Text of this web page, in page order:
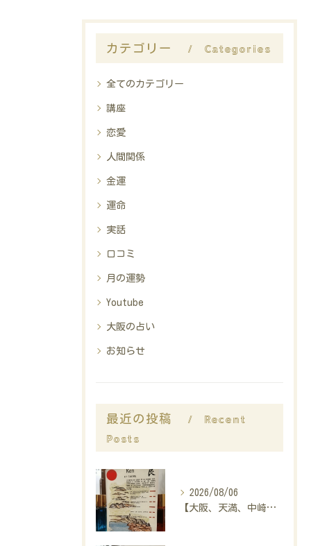
カテゴリー Categories
全てのカテゴリー
講座
恋愛
人間関係
金運
運命
実話
口コミ
月の運勢
Youtube
大阪の占い
お知らせ
最近の投稿
Recent
Posts
2026/08/06
【大阪、天満、中崎町の占い】madam豊子、本日のメッセージ